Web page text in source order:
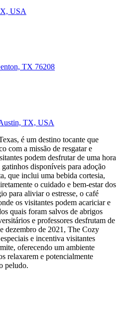
USA
TX 76208
TX, USA
é um destino tocante que
com a missão de resgatar e
podem desfrutar de uma hora
disponíveis para adoção
que inclui uma bebida cortesia,
o cuidado e bem-estar dos
para aliviar o estresse, o café
os visitantes podem acariciar e
quais foram salvos de abrigos
e professores desfrutam de
dezembro de 2021, The Cozy
e incentiva visitantes
oferecendo um ambiente
relaxarem e potencialmente
peludo.